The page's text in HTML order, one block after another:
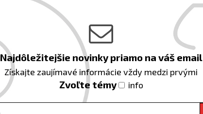
Najdôležitejšie novinky priamo na váš email
Získajte zaujímavé informácie vždy medzi prvými
Zvoľte témy info